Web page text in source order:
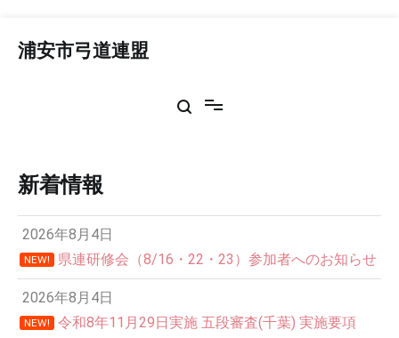
浦安市弓道連盟
新着情報
2026年8月4日
NEW! 県連研修会（8/16・22・23）参加者へのお知らせ
2026年8月4日
NEW! 令和8年11月29日実施 五段審査(千葉) 実施要項